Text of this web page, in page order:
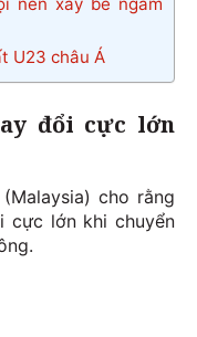
nên xây bể ngầm
U23 châu Á
đổi cực lớn
cho rằng
cực lớn khi chuyển